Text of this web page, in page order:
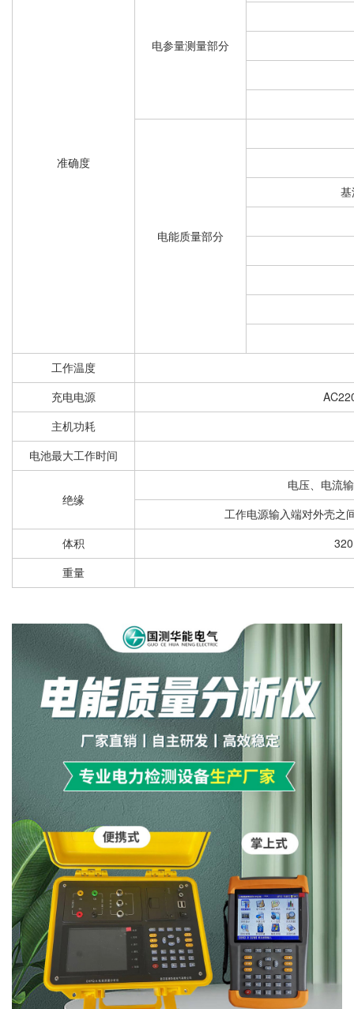
准确度
电参量测量部分
电能质量部分
工作温度
充电电源
主机功耗
电池最大工作时间
绝缘
电压、电流
工作电源输入端对外壳之
体积
重量